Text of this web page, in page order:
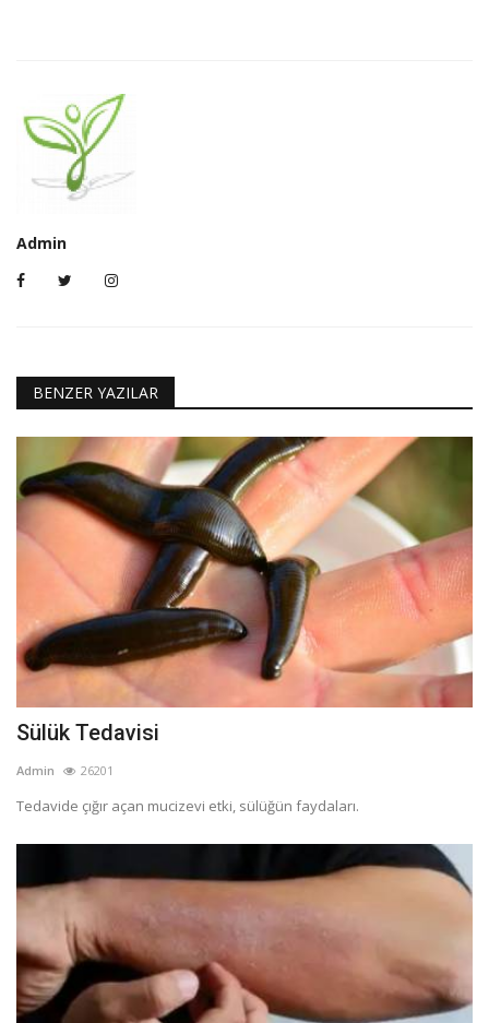
Admin
BENZER YAZILAR
Sülük Tedavisi
Admin 26201
Tedavide çığır açan mucizevi etki, sülüğün faydaları.